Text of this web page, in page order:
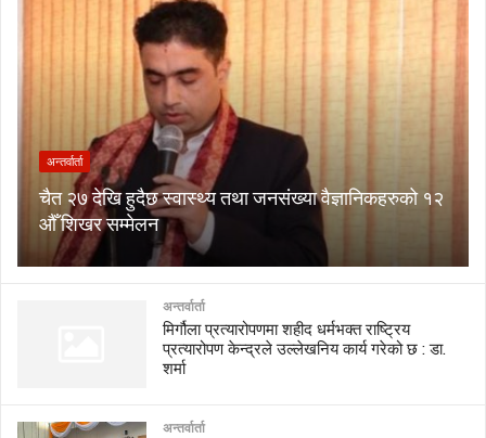
अन्तर्वार्ता
चैत २७ देखि हुदैछ स्वास्थ्य तथा जनसंख्या वैज्ञानिकहरुको १२
औँ शिखर सम्मेलन
अन्तर्वार्ता
मिर्गौला प्रत्यारोपणमा शहीद धर्मभक्त राष्ट्रिय
प्रत्यारोपण केन्द्रले उल्लेखनिय कार्य गरेको छ : डा.
शर्मा
अन्तर्वार्ता